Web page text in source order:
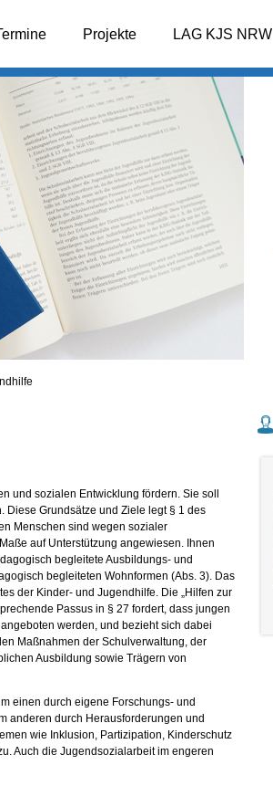
Projekte LAG KJS NRW
und sozialen Entwicklung fördern. Sie soll
Grundsätze und Ziele legt § 1 des
Menschen sind wegen sozialer
auf Unterstützung angewiesen. Ihnen
begleitete Ausbildungs- und
begleiteten Wohnformen (Abs. 3). Das
der Kinder- und Jugendhilfe. Die „Hilfen zur
Passus in § 27 fordert, dass jungen
werden, und bezieht sich dabei
Maßnahmen der Schulverwaltung, der
Ausbildung sowie Trägern von
einen durch eigene Forschungs- und
anderen durch Herausforderungen und
wie Inklusion, Partizipation, Kinderschutz
Auch die Jugendsozialarbeit im engeren